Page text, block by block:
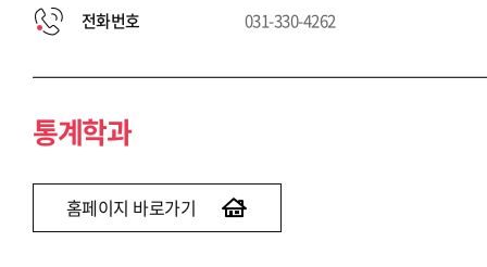
전화번호 031-330-4262
통계학과
홈페이지 바로가기